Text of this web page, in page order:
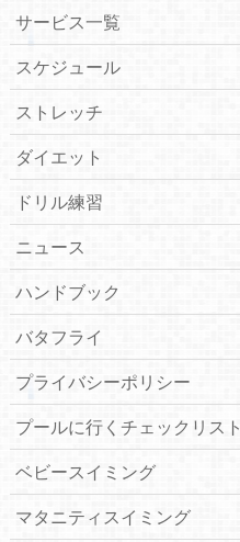
サービス一覧
スケジュール
ストレッチ
ダイエット
ドリル練習
ニュース
ハンドブック
バタフライ
プライバシーポリシー
プールに行くチェックリスト
ベビースイミング
マタニティスイミング